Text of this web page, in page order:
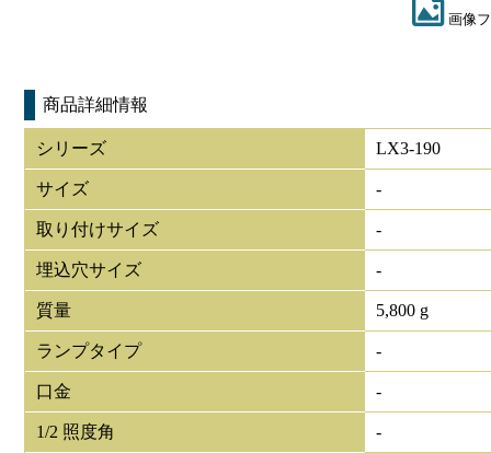
画像
商品詳細情報
シリーズ LX3-190
サイズ -
取り付けサイズ -
埋込穴サイズ -
質量 5,800 g
ランプタイプ -
口金 -
1/2 照度角 -